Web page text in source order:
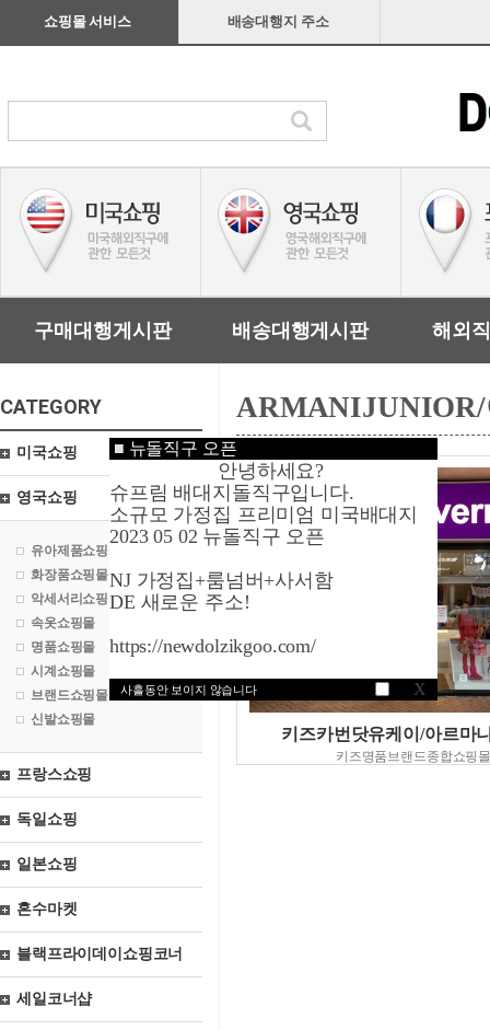
■ 뉴돌직구 오픈
안녕하세요?
슈프림 배대지돌직구입니다.
소규모 가정집 프리미엄 미국배대지
2023 05 02 뉴돌직구 오픈
NJ 가정집+룸넘버+사서함
DE 새로운 주소!
https://newdolzikgoo.com/
사흘동안 보이지 않습니다 X
쇼핑몰 서비스 배송대행지 주소
구매대행게시판 배송대행게시판 해외
CATEGORY
미국쇼핑
영국쇼핑
유아제품쇼핑몰
화장품쇼핑몰
악세서리쇼핑몰
속옷쇼핑몰
명품쇼핑몰
시계쇼핑몰
브랜드쇼핑몰
신발쇼핑몰
프랑스쇼핑
독일쇼핑
일본쇼핑
혼수마켓
블랙프라이데이쇼핑코너
세일코너샵
ARMANIJUNIOR/
키즈카번닷유케이/아르마
키즈명품브랜드종합쇼핑